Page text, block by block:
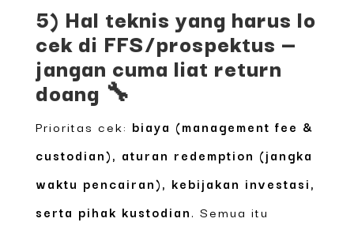
5) Hal teknis yang harus lo
cek di FFS/prospektus —
jangan cuma liat return
doang 🔧
Prioritas cek: biaya (management fee &
custodian), aturan redemption (jangka
waktu pencairan), kebijakan investasi,
serta pihak kustodian. Semua itu